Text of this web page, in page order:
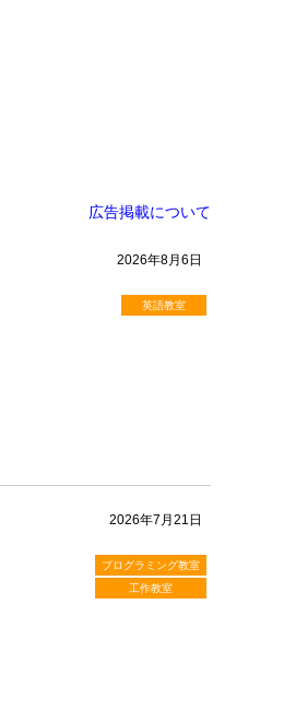
広告掲載について
2026年8月6日
英語教室
2026年7月21日
プログラミング教室
工作教室